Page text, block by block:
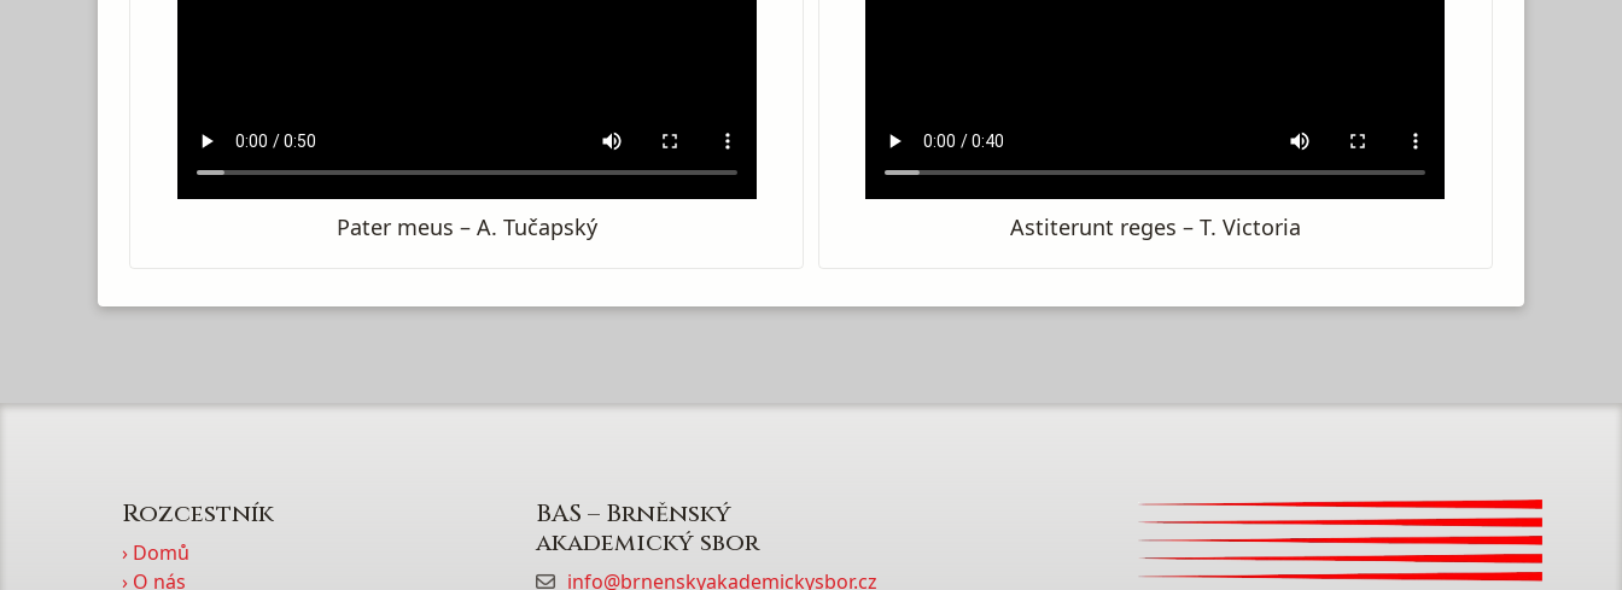
Pater meus – A. Tučapský Astiterunt reges – T. Victoria
Rozcestník
› Domů
› O nás
BAS – Brněnský
akademický sbor
info@brnenskyakademickysbor.cz